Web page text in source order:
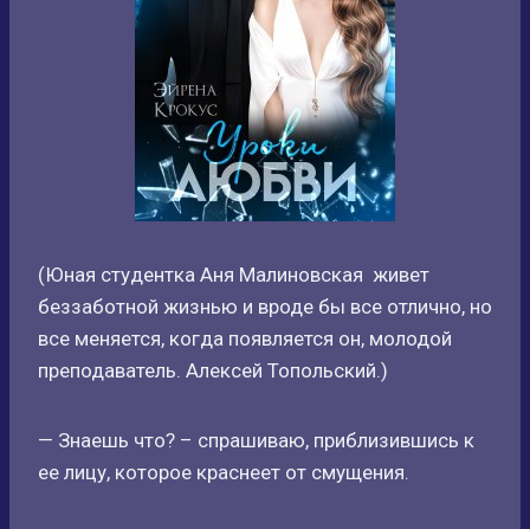
(Юная студентка Аня Малиновская живет
беззаботной жизнью и вроде бы все отлично, но
все меняется, когда появляется он, молодой
преподаватель. Алексей Топольский.)
— Знаешь что? – спрашиваю, приблизившись к
ее лицу, которое краснеет от смущения.